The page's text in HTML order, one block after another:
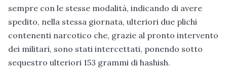
sempre con le stesse modalità, indicando di avere
spedito, nella stessa giornata, ulteriori due plichi
contenenti narcotico che, grazie al pronto intervento
dei militari, sono stati intercettati, ponendo sotto
sequestro ulteriori 153 grammi di hashish.